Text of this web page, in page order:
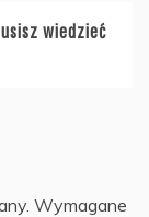
wiedzieć
Wymagane